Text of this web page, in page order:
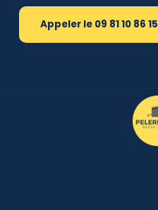
Appeler le 09 81 10 86 15